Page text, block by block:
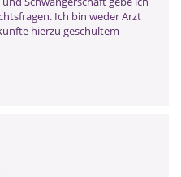
Ich bin weder Arzt
hierzu geschultem